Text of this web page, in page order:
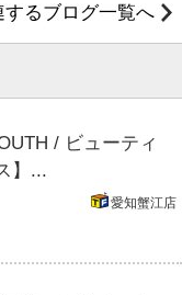
するブログ一覧へ
/ ビューティ
】...
愛知蟹江店